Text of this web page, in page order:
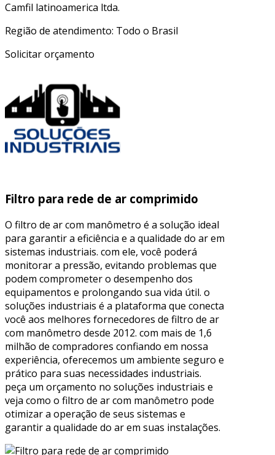
Camfil latinoamerica ltda.
Região de atendimento: Todo o Brasil
Solicitar orçamento
Filtro para rede de ar comprimido
O filtro de ar com manômetro é a solução ideal
para garantir a eficiência e a qualidade do ar em
sistemas industriais. com ele, você poderá
monitorar a pressão, evitando problemas que
podem comprometer o desempenho dos
equipamentos e prolongando sua vida útil. o
soluções industriais é a plataforma que conecta
você aos melhores fornecedores de filtro de ar
com manômetro desde 2012. com mais de 1,6
milhão de compradores confiando em nossa
experiência, oferecemos um ambiente seguro e
prático para suas necessidades industriais.
peça um orçamento no soluções industriais e
veja como o filtro de ar com manômetro pode
otimizar a operação de seus sistemas e
garantir a qualidade do ar em suas instalações.